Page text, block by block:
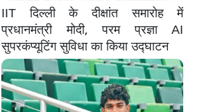
IIT दिल्ली के दीक्षांत समारोह में
प्रधानमंत्री मोदी, परम प्रज्ञा AI
सुपरकंप्यूटिंग सुविधा का किया उद्घाटन